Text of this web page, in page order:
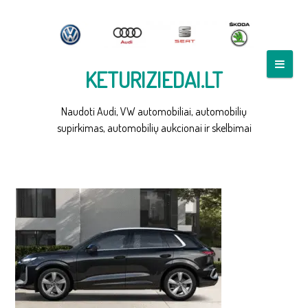
KETURIZIEDAI.LT
Naudoti Audi, VW automobiliai, automobilių
supirkimas, automobilių aukcionai ir skelbimai
AUDI Q5 2025 SIDE